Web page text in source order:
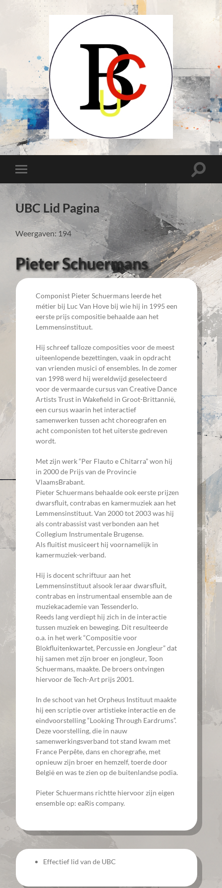
UCB-
Union
Unie
van
Belgische
Componisten
Toggle
mobiel
menu
Toggle
UBC Lid Pagina
Weergaven: 194
Pieter Schuermans
Componist Pieter Schuermans leerde het
métier bij Luc Van Hove bij wie hij in 1995 een
eerste prijs compositie behaalde aan het
Lemmensinstituut.
Hij schreef talloze composities voor de meest
uiteenlopende bezettingen, vaak in opdracht
van vrienden musici of ensembles. In de zomer
van 1998 werd hij wereldwijd geselecteerd
voor de vermaarde cursus van Creative Dance
Artists Trust in Wakefield in Groot-Brittannië,
een cursus waarin het interactief
samenwerken tussen acht choreografen en
acht componisten tot het uiterste gedreven
wordt.
Met zijn werk “Per Flauto e Chitarra” won hij
in 2000 de Prijs van de Provincie
VlaamsBrabant.
Pieter Schuermans behaalde ook eerste prijzen
dwarsfluit, contrabas en kamermuziek aan het
Lemmensinstituut. Van 2000 tot 2003 was hij
als contrabassist vast verbonden aan het
Collegium Instrumentale Brugense.
Als fluitist musiceert hij voornamelijk in
kamermuziek-verband.
Hij is docent schriftuur aan het
Lemmensinstituut alsook leraar dwarsfluit,
contrabas en instrumentaal ensemble aan de
muziekacademie van Tessenderlo.
Reeds lang verdiept hij zich in de interactie
tussen muziek en beweging. Dit resulteerde
o.a. in het werk “Compositie voor
Blokfluitenkwartet, Percussie en Jongleur” dat
hij samen met zijn broer en jongleur, Toon
Schuermans, maakte. De broers ontvingen
hiervoor de Tech-Art prijs 2001.
In de schoot van het Orpheus Instituut maakte
hij een scriptie over artistieke interactie en de
eindvoorstelling “Looking Through Eardrums”.
Deze voorstelling, die in nauw
samenwerkingsverband tot stand kwam met
France Perpête, dans en choregrafie, met
opnieuw zijn broer en hemzelf, toerde door
België en was te zien op de buitenlandse podia.
Pieter Schuermans richtte hiervoor zijn eigen
ensemble op: eaRis company.
Effectief lid van de UBC